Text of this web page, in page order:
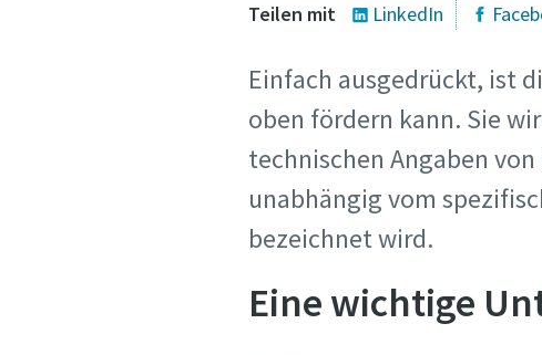
Teilen mit LinkedIn
Einfach ausgedrückt, ist
oben fördern kann. Sie
technischen Angaben
unabhängig vom
bezeichnet wird.
Eine wichtige